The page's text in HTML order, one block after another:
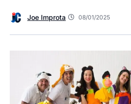
Joe Improta 08/01/2025